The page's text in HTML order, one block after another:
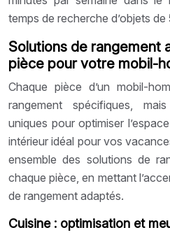
temps de recherche d’objets de
Solutions de rangement
pièce pour votre mobil-
Chaque pièce d’un mobil-
rangement spécifiques,
uniques pour optimiser
intérieur idéal pour vos
ensemble des solutions de
chaque pièce, en mettant
de rangement adaptés.
Cuisine : optimisation et